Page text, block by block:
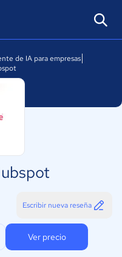
de IA para empresas
Escribir nueva reseña
Ver precio